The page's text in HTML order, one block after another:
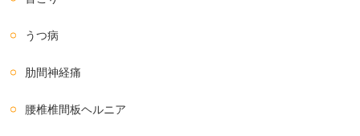
うつ病
肋間神経痛
腰椎椎間板ヘルニア